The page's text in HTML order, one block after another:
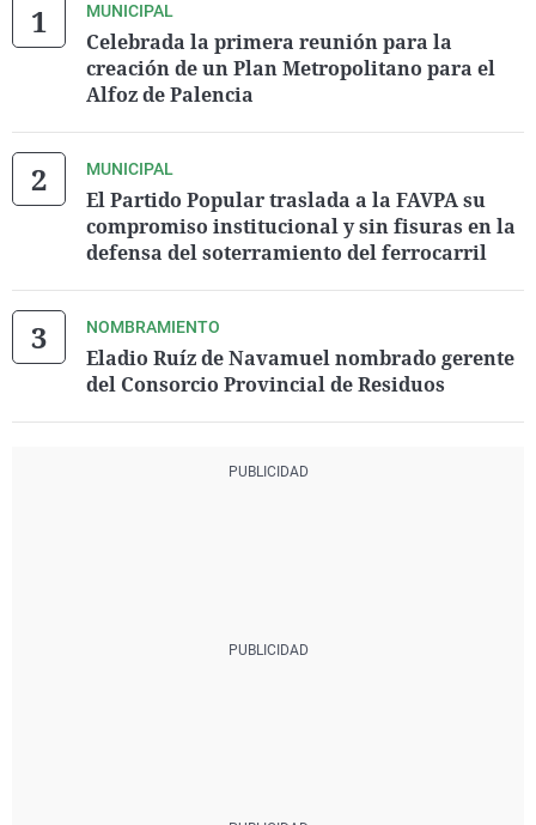
MUNICIPAL
Celebrada la primera reunión para la
creación de un Plan Metropolitano para el
Alfoz de Palencia
MUNICIPAL
El Partido Popular traslada a la FAVPA su
compromiso institucional y sin fisuras en la
defensa del soterramiento del ferrocarril
NOMBRAMIENTO
Eladio Ruíz de Navamuel nombrado gerente
del Consorcio Provincial de Residuos